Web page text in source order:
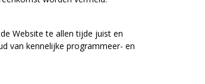
Website te allen tijde juist en
van kennelijke programmeer- en